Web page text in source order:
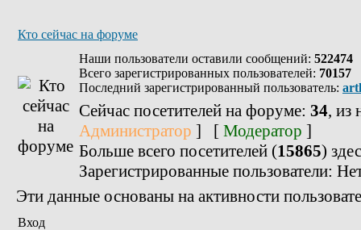
Кто сейчас на форуме
Наши пользователи оставили сообщений: 522474
Всего зарегистрированных пользователей: 70157
Последний зарегистрированный пользователь:
Сейчас посетителей на форуме: 34, из
Администратор ] [ Модератор ]
Больше всего посетителей (15865)
Зарегистрированные пользователи:
Эти данные основаны на активности
Вход